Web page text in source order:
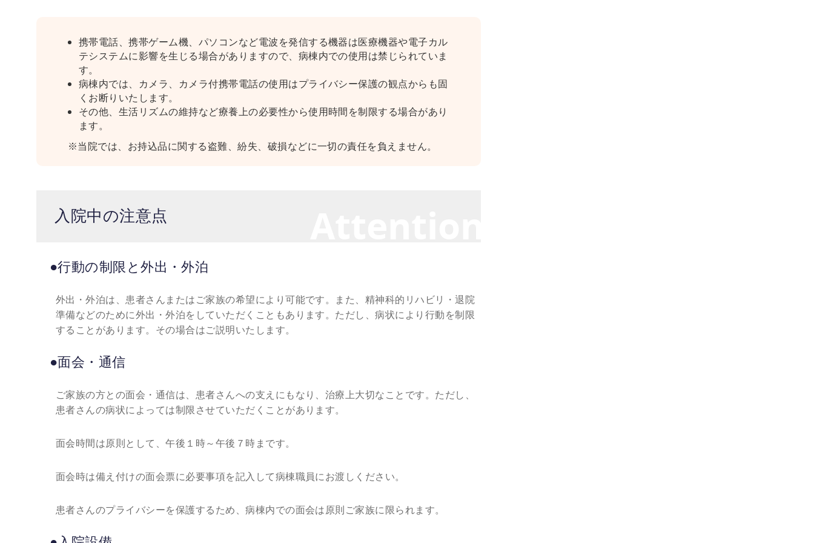
携帯電話、携帯ゲーム機、パソコンなど電波を発信する機器は医療機器や電子カル
テシステムに影響を生じる場合がありますので、病棟内での使用は禁じられていま
す。
病棟内では、カメラ、カメラ付携帯電話の使用はプライバシー保護の観点からも固
くお断りいたします。
その他、生活リズムの維持など療養上の必要性から使用時間を制限する場合があり
ます。
※当院では、お持込品に関する盗難、紛失、破損などに一切の責任を負えません。
入院中の注意点
●行動の制限と外出・外泊
外出・外泊は、患者さんまたはご家族の希望により可能です。また、精神科的リハビリ・退院
準備などのために外出・外泊をしていただくこともあります。ただし、病状により行動を制限
することがあります。その場合はご説明いたします。
●面会・通信
ご家族の方との面会・通信は、患者さんへの支えにもなり、治療上大切なことです。ただし、
患者さんの病状によっては制限させていただくことがあります。
面会時間は原則として、午後１時～午後７時まです。
面会時は備え付けの面会票に必要事項を記入して病棟職員にお渡しください。
患者さんのプライバシーを保護するため、病棟内での面会は原則ご家族に限られます。